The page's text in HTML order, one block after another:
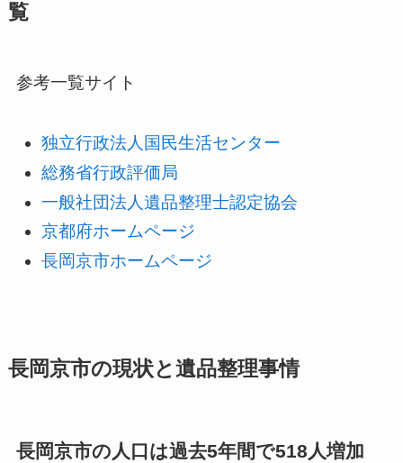
覧
参考一覧サイト
独立行政法人国民生活センター
総務省行政評価局
一般社団法人遺品整理士認定協会
京都府ホームページ
長岡京市ホームページ
長岡京市の現状と遺品整理事情
長岡京市の人口は過去5年間で518人増加